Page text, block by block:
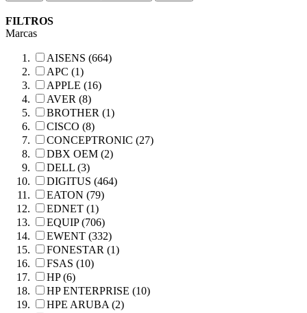
FILTROS
Marcas
AISENS (664)
APC (1)
APPLE (16)
AVER (8)
BROTHER (1)
CISCO (8)
CONCEPTRONIC (27)
DBX OEM (2)
DELL (3)
DIGITUS (464)
EATON (79)
EDNET (1)
EQUIP (706)
EWENT (332)
FONESTAR (1)
FSAS (10)
HP (6)
HP ENTERPRISE (10)
HPE ARUBA (2)